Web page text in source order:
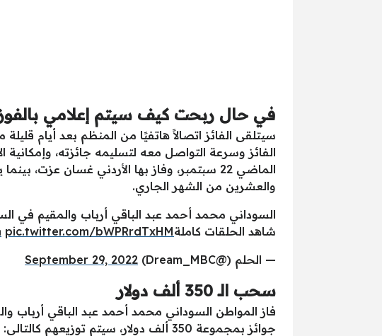
في حال ربحت كيف سيتم إعلامي
سيتلقى الفائز اتصالاً هاتفيًا من المنظم بعد أيام
الفائز وسرعة التواصل معه لتسليمه جائزته،
الماضي 22 سبتمبر، وفاز بها الأردني غسان
والعشرين من الشهر الجاري.
السوداني محمد أحمد عبد الباقي أرباب والمقيم في السعودية يفوز بـ100
شاهد الحلقات كاملةpic.twitter.com/bWPRrdTxHM
— الحلم (@Dream_MBC)
September 29, 2022
سحب الـ 350 ألف دولار
جوائز بمجموعة 350 ألف دولار، سيتم توزيعهم كالتالي: